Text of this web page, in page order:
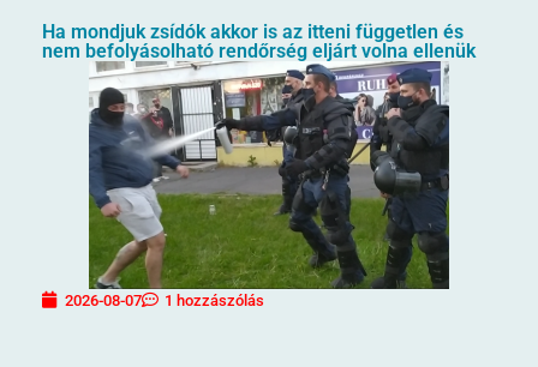
Ha mondjuk zsídók akkor is az itteni független és
nem befolyásolható rendőrség eljárt volna ellenük
2026-08-07 1 hozzászólás